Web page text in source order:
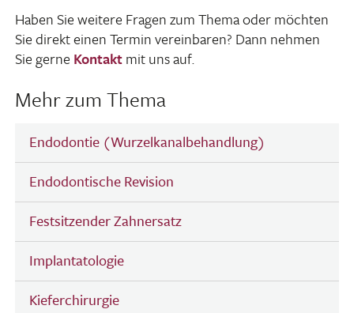
Haben Sie weitere Fragen zum Thema oder möchten
Sie direkt einen Termin verein­baren? Dann nehmen
Sie gerne Kontaktmit uns auf.
Mehr zum Thema
Endodontie (Wurzelkanalbehandlung)
Endodontische Revision
Festsitzender Zahnersatz
Implantatologie
Kieferchirurgie